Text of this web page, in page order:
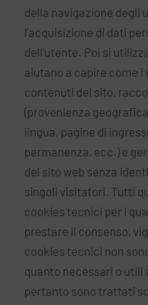
della navigazione degli
l’acquisizione di dati
dell’utente. Poi si
aiutano a capire come
contenuti del sito,
(provenienza
lingua, pagine di
permanenza, ecc.) e
del sito web senza
singoli visitatori. Tutti
cookies tecnici per i
prestare il consenso,
cookies tecnici non
quanto necessari o utili
pertanto sono trattati